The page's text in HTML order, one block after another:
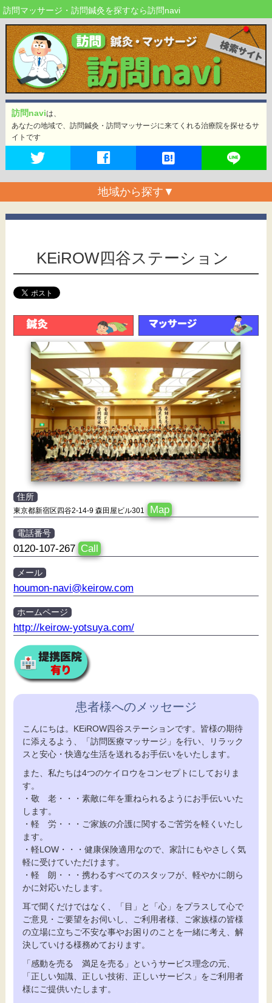
訪問マッサージ・訪問鍼灸を探すなら訪問navi
訪問naviは、
あなたの地域で、訪問鍼灸・訪問マッサージに来てくれる治療院を探せるサ
イトです
地域から探す ▼
KEiROW四谷ステーション
住所
東京都新宿区四谷2-14-9 森田屋ビル301 Map
電話番号
0120-107-267 Call
メール
houmon-navi@keirow.com
ホームページ
http://keirow-yotsuya.com/
患者様へのメッセージ
こんにちは。KEiROW四谷ステーションです。皆様の期待
に添えるよう、「訪問医療マッサージ」を行い、リラック
スと安心・快適な生活を送れるお手伝いをいたします。
また、私たちは4つのケイロウをコンセプトにしておりま
す。
・敬 老・・・素敵に年を重ねられるようにお手伝いいた
します。
・軽 労・・・ご家族の介護に関するご苦労を軽くいたし
ます。
・軽LOW・・・健康保険適用なので、家計にもやさしく気
軽に受けていただけます。
・軽 朗・・・携わるすべてのスタッフが、軽やかに朗ら
かに対応いたします。
耳で聞くだけではなく、「目」と「心」をプラスして心で
ご意見・ご要望をお伺いし、ご利用者様、ご家族様の皆様
の立場に立ちご不安な事やお困りのことを一緒に考え、解
決していける様務めております。
「感動を売る 満足を売る」というサービス理念の元、
「正しい知識、正しい技術、正しいサービス」をご利用者
様にご提供いたします。